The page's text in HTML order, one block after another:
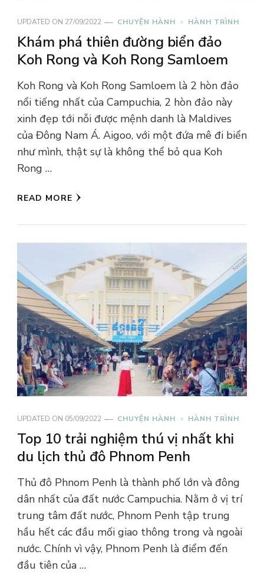
UPDATED ON 27/09/2022 CHUYỆN HÀNH HÀNH TRÌNH
Khám phá thiên đường biển đảo
Koh Rong và Koh Rong Samloem
Koh Rong và Koh Rong Samloem là 2 hòn đảo
nổi tiếng nhất của Campuchia, 2 hòn đảo này
xinh đẹp tới nỗi được mệnh danh là Maldives
của Đông Nam Á. Aigoo, với một đứa mê đi biển
như mình, thật sự là không thể bỏ qua Koh
Rong …
READ MORE
UPDATED ON 05/09/2022 CHUYỆN HÀNH HÀNH TRÌNH
Top 10 trải nghiệm thú vị nhất khi
du lịch thủ đô Phnom Penh
Thủ đô Phnom Penh là thành phố lớn và đông
dân nhất của đất nước Campuchia. Nằm ở vị trí
trung tâm đất nước, Phnom Penh tập trung
hầu hết các đầu mối giao thông trong và ngoài
nước. Chính vì vậy, Phnom Penh là điểm đến
đầu tiên của …